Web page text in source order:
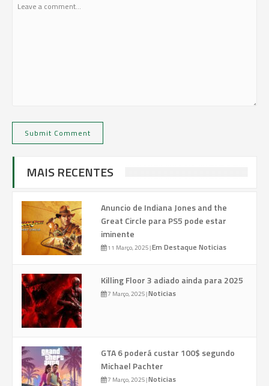
MAIS RECENTES
Anuncio de Indiana Jones and the
Great Circle para PS5 pode estar
iminente
11 Março, 2025|Em Destaque Noticias
Killing Floor 3 adiado ainda para 2025
7 Março, 2025|Noticias
GTA 6 poderá custar 100$ segundo
Michael Pachter
7 Março, 2025|Noticias